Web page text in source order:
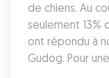
de chiens. Au
seulement 13%
ont répondu à
Gudog. Pour